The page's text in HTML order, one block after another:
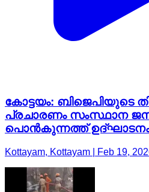
കോട്ടയം: ബിജെപിയുടെ
പ്രചാരണം സംസ്ഥാന ജന.
പൊൻകുന്നത്ത്
Kottayam, Kottayam | Feb 19,